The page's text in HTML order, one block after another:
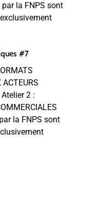
la FNPS sont
#7
ACTEURS
2 :
la FNPS sont